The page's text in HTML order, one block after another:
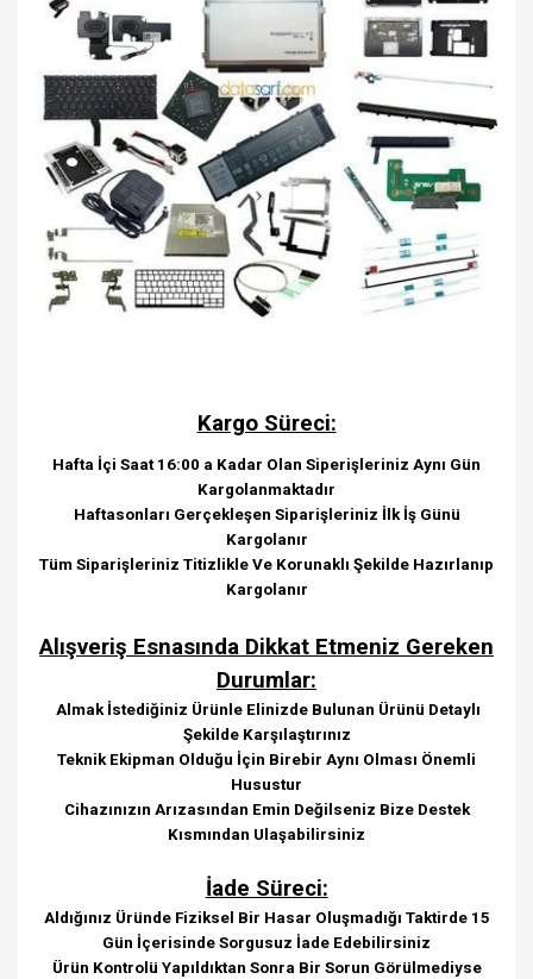
Kargo Süreci:
Hafta İçi Saat 16:00 a Kadar Olan Siperişleriniz Aynı Gün
Kargolanmaktadır
Haftasonları Gerçekleşen Siparişleriniz İlk İş Günü
Kargolanır
Tüm Siparişleriniz Titizlikle Ve Korunaklı Şekilde Hazırlanıp
Kargolanır
Alışveriş Esnasında Dikkat Etmeniz Gereken
Durumlar:
Almak İstediğiniz Ürünle Elinizde Bulunan Ürünü Detaylı
Şekilde Karşılaştırınız
Teknik Ekipman Olduğu İçin Birebir Aynı Olması Önemli
Husustur
Cihazınızın Arızasından Emin Değilseniz Bize Destek
Kısmından Ulaşabilirsiniz
İade Süreci:
Aldığınız Üründe Fiziksel Bir Hasar Oluşmadığı Taktirde 15
Gün İçerisinde Sorgusuz İade Edebilirsiniz
Ürün Kontrolü Yapıldıktan Sonra Bir Sorun Görülmediyse